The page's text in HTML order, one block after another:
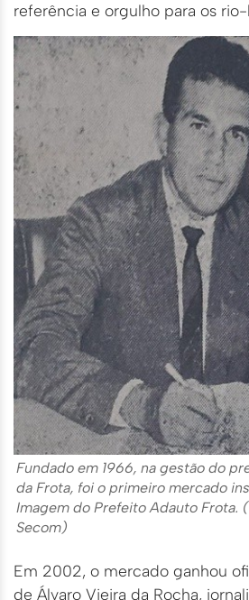
referência e orgulho para os
Fundado em 1966, na gestão do
da Frota, foi o primeiro mercado
Imagem do Prefeito Adauto Frota.
Secom)
Em 2002, o mercado ganhou
de Álvaro Vieira da Rocha,